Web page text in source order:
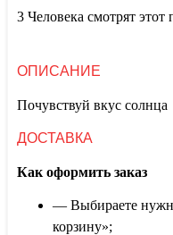
3 Человека смотрят этот
ОПИСАНИЕ
Почувствуй вкус солнца
ДОСТАВКА
Как оформить заказ
— Выбираете
корзину»;